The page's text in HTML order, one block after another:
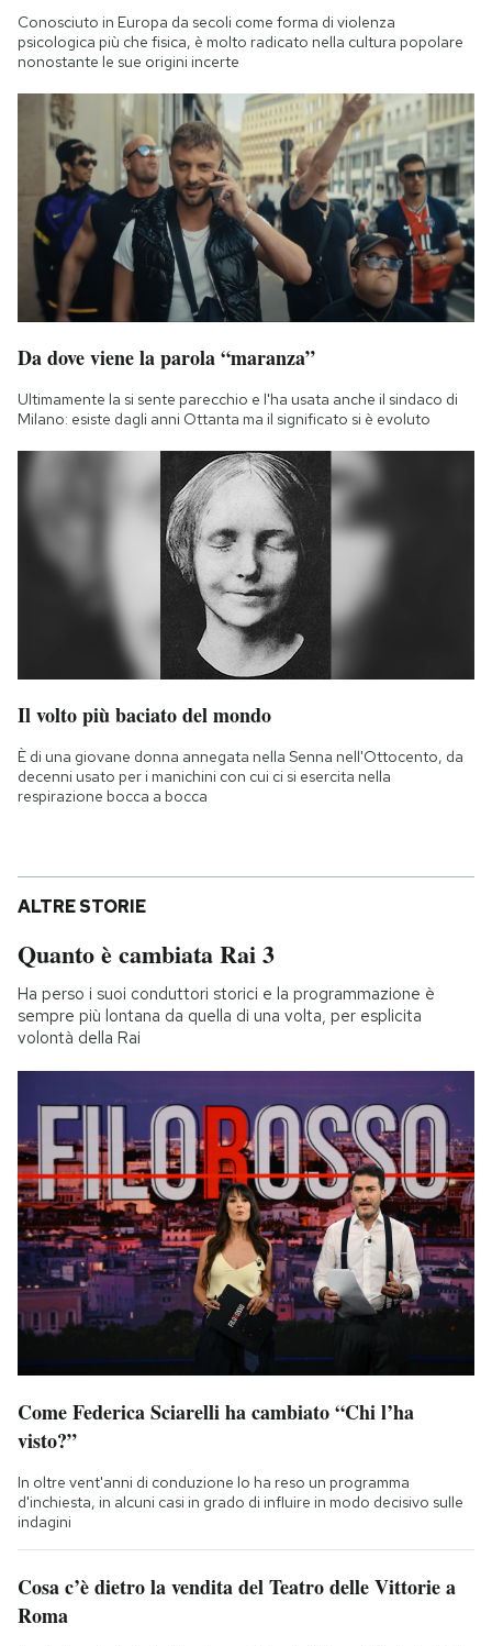
Conosciuto in Europa da secoli come forma di violenza
psicologica più che fisica, è molto radicato nella cultura popolare
nonostante le sue origini incerte
Da dove viene la parola “maranza”
Ultimamente la si sente parecchio e l'ha usata anche il sindaco di
Milano: esiste dagli anni Ottanta ma il significato si è evoluto
Il volto più baciato del mondo
È di una giovane donna annegata nella Senna nell'Ottocento, da
decenni usato per i manichini con cui ci si esercita nella
respirazione bocca a bocca
ALTRE STORIE
Quanto è cambiata Rai 3
Ha perso i suoi conduttori storici e la programmazione è
sempre più lontana da quella di una volta, per esplicita
volontà della Rai
Come Federica Sciarelli ha cambiato “Chi l’ha
visto?”
In oltre vent'anni di conduzione lo ha reso un programma
d'inchiesta, in alcuni casi in grado di influire in modo decisivo sulle
indagini
Cosa c’è dietro la vendita del Teatro delle Vittorie a
Roma